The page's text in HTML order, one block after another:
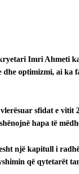
Imri Ahmeti
optimizmi, ai
sfidat e
shënojnë hapa të
një kapitull i
që qytetarët